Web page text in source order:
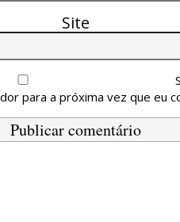
Site
para a próxima vez que eu